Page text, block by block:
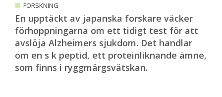
FORSKNING
En upptäckt av japanska forskare väcker
förhoppningarna om ett tidigt test för att
avslöja Alzheimers sjukdom. Det handlar
om en s k peptid, ett proteinliknande ämne,
som finns i ryggmärgsvätskan.